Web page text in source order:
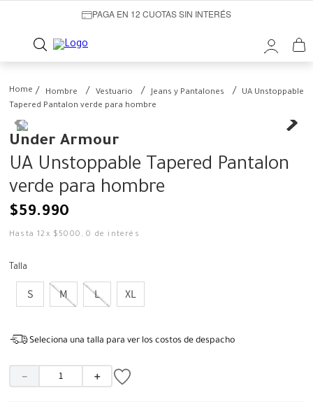
PAGA EN 12 CUOTAS SIN INTERÉS
Hombre Vestuario Jeans y Pantalones
UA Unstoppable
Tapered Pantalon verde para hombre
Under Armour
UA Unstoppable Tapered Pantalon
verde para hombre
$59.990
Hasta12 x $ 5000 ,0 de interés
Talla
S M L XL
Seleciona una talla para ver los costos de despacho
＋
－